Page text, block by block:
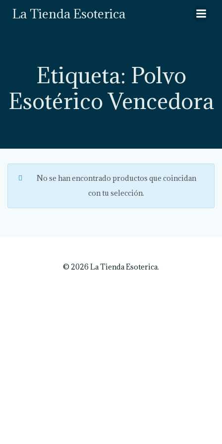
al
La Tienda Esoterica
Etiqueta: Polvo
Esotérico Vencedora
No se han encontrado productos que coincidan
con tu selección.
© 2026 La Tienda Esoterica.